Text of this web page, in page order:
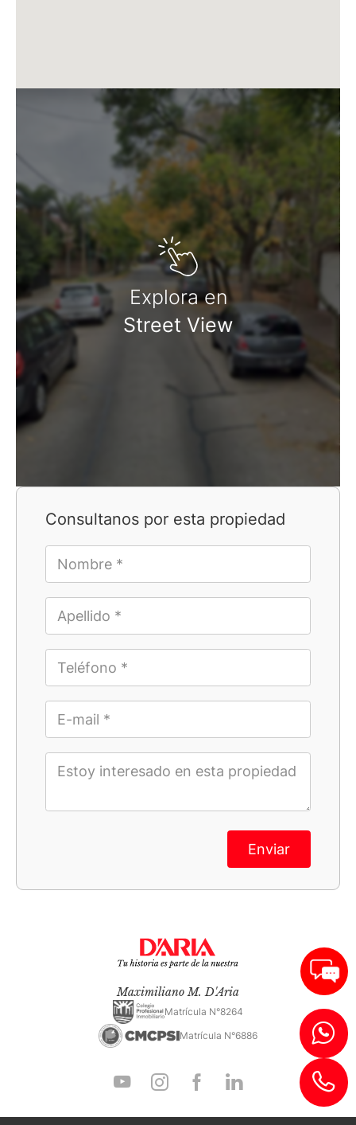
Consultanos por esta propiedad
Enviar
Explora en
Street View
Maximiliano M. D'Aria
Matrícula N°8264
Matrícula N°6886